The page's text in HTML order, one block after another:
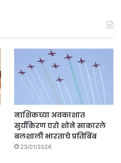
नाशिकच्या अवकाशात
सुर्यकिरण एरो शोने साकारले
बलशाली भारताचे प्रतिबिंब
23/01/2026